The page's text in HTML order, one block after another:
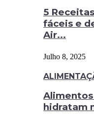
5
fáceis e
Air...
Julho 8, 2025
hidratam